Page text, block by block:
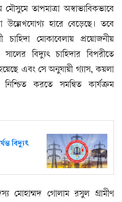
মৌসুমে তাপমাত্রা অস্বাভাবিকভাবে
উল্লেখযোগ্য হারে বেড়েছে। তবে
চাহিদা মোকাবেলায় প্রয়োজনীয়
বিদ্যুৎ চাহিদার বিপরীতে
এবং সে অনুযায়ী গ্যাস, কয়লা
করতে সমন্বিত কার্যক্রম
বিদ্যুৎ
মোহাম্মদ গোলাম রসুল গ্রামীণ